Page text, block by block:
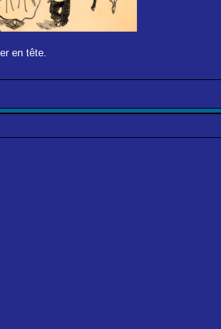
en tête.